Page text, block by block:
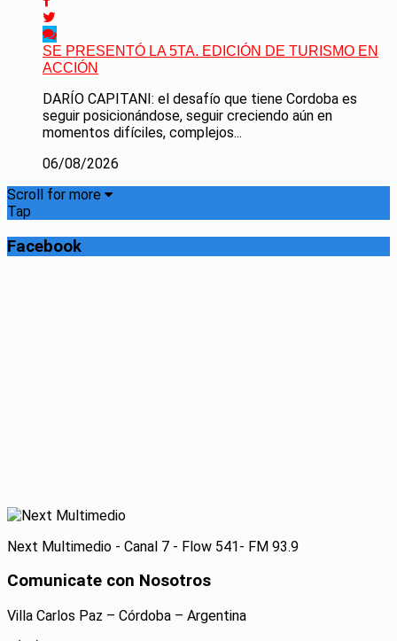
SE PRESENTÓ LA 5TA. EDICIÓN DE TURISMO EN
ACCIÓN
DARÍO CAPITANI: el desafío que tiene Cordoba es
seguir posicionándose, seguir creciendo aún en
momentos difíciles, complejos...
06/08/2026
Scroll for more
Tap
Facebook
Next Multimedio - Canal 7 - Flow 541- FM 93.9
Comunicate con Nosotros
Villa Carlos Paz – Córdoba – Argentina